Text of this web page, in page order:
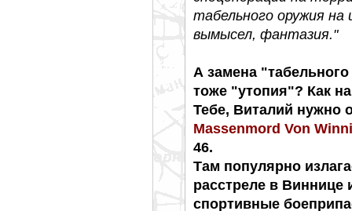
табельного оружия
вымысел, фантазия."
А замена
тоже "утопия"? Как
Тебе, Виталий нужно
Massenmord Von
46.
Там популярно
расстреле в Виннице
спортивные